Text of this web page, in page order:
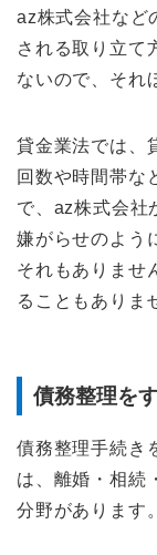
az株式会社など
される取り立て
ないので、それ
貸金業法では、
回数や時間帯な
で、az株式会社
嫌がらせのよう
それもありませ
ることもありま
債務整理を
債務整理手続き
は、離婚・相続
分野があります。